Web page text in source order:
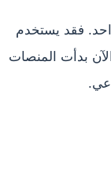
فقد يستخدم
الآن بدأت المنصات